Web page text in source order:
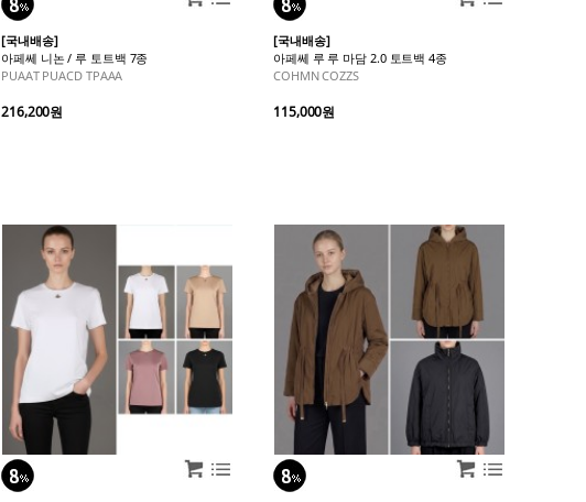
[국내배송]
아페쎄 니논 / 루 토트백 7종
PUAAT PUACD TPAAA
216,200원
[국내배송]
아페쎄 루 루 마담 2.0 토트백 4종
COHMN COZZS
115,000원